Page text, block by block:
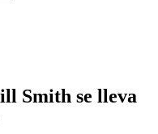
Smith se lleva